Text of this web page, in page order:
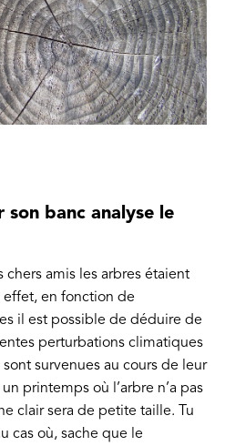
son banc analyse le
amis les arbres étaient
effet, en fonction de
il est possible de déduire de
perturbations climatiques
survenues au cours de leur
printemps où l’arbre n’a pas
clair sera de petite taille. Tu
cas où, sache que le